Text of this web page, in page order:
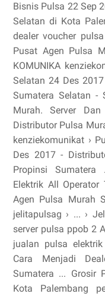
Bisnis Pulsa 22 Sep
Selatan di Kota
dealer voucher
Pusat Agen Pulsa
KOMUNIKA
Selatan 24 Des
Sumatera Selatan -
Murah. Server
Distributor Pulsa
kenziekomunikat ›
Des 2017 -
Propinsi
Elektrik All Operator
Agen Pulsa Murah
jelitapulsag › ... ›
server pulsa ppob 2
jualan pulsa
Cara Menjadi
Sumatera ... Grosir
Kota Palembang